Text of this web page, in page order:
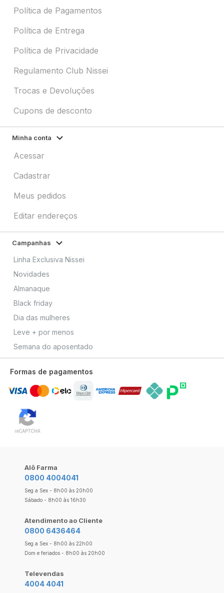
Política de Pagamentos
Política de Entrega
Política de Privacidade
Regulamento Club Nissei
Trocas e Devoluções
Cupons de desconto
Minha conta
Acessar
Cadastrar
Meus pedidos
Editar endereços
Campanhas
Linha Exclusiva Nissei
Novidades
Almanaque
Black friday
Dia das mulheres
Leve + por menos
Semana do aposentado
Formas de pagamentos
Alô Farma
0800 4004041
Seg a Sex - 8h00 às 20h00
Sábado - 8h00 às 16h30
Atendimento ao Cliente
0800 6436464
Seg a Sex - 8h00 às 22h00
Dom e feriados - 8h00 às 20h00
Televendas
4004 4041